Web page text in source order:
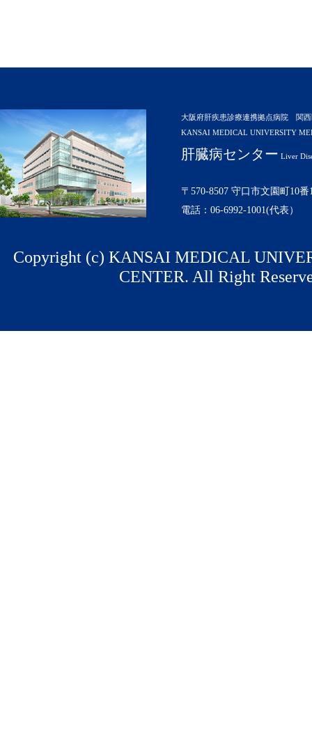
大阪府肝疾患診療連携拠点病院 関
KANSAI MEDICAL UNIVERSITY
肝臓病センター Liver
〒570-8507 守口市文園町10番
電話：06-6992-1001(代表）
Copyright (c) KANSAI MEDICAL
CENTER. All Right